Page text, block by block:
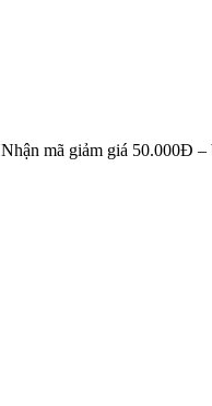
Nhận mã giảm giá 50.000Đ –